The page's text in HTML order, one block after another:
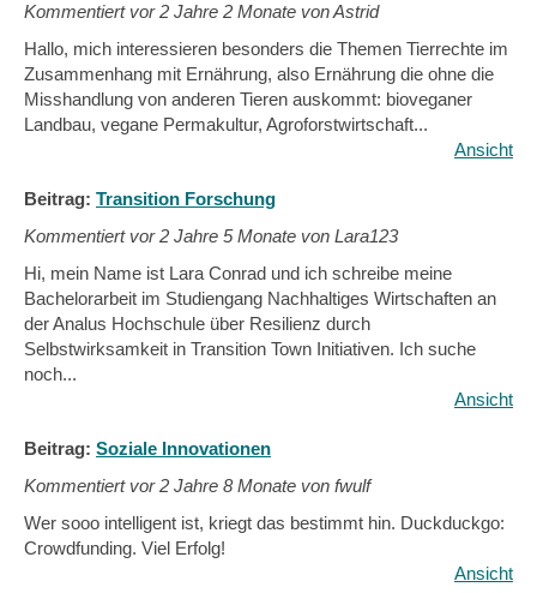
Kommentiert vor2 Jahre 2 Monate von Astrid
Hallo, mich interessieren besonders die Themen Tierrechte im
Zusammenhang mit Ernährung, also Ernährung die ohne die
Misshandlung von anderen Tieren auskommt: bioveganer
Landbau, vegane Permakultur, Agroforstwirtschaft...
Ansicht
Beitrag: Transition Forschung
Kommentiert vor2 Jahre 5 Monate von Lara123
Hi, mein Name ist Lara Conrad und ich schreibe meine
Bachelorarbeit im Studiengang Nachhaltiges Wirtschaften an
der Analus Hochschule über Resilienz durch
Selbstwirksamkeit in Transition Town Initiativen. Ich suche
noch...
Ansicht
Beitrag: Soziale Innovationen
Kommentiert vor2 Jahre 8 Monate von fwulf
Wer sooo intelligent ist, kriegt das bestimmt hin. Duckduckgo:
Crowdfunding. Viel Erfolg!
Ansicht